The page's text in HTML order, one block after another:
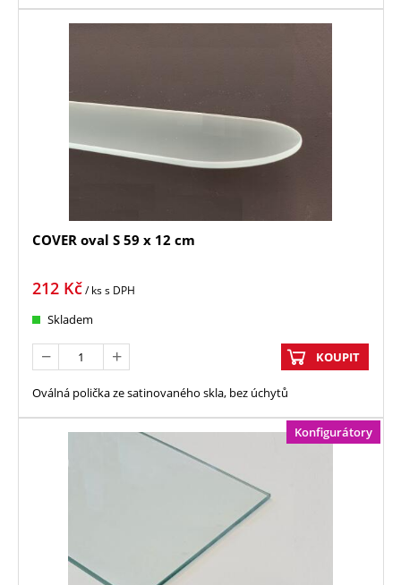
COVER oval S 59 x 12 cm
212 Kč/ kss DPH
Skladem
KOUPIT
Oválná polička ze satinovaného skla, bez úchytů
Konfigurátory